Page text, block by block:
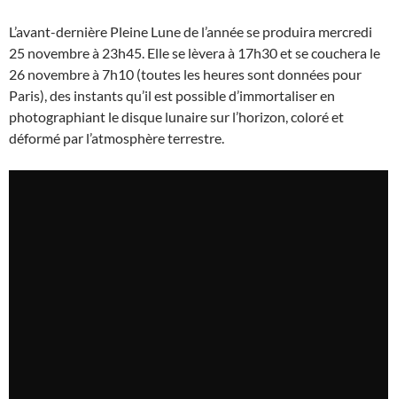
L’avant-dernière Pleine Lune de l’année se produira mercredi
25 novembre à 23h45. Elle se lèvera à 17h30 et se couchera le
26 novembre à 7h10 (toutes les heures sont données pour
Paris), des instants qu’il est possible d’immortaliser en
photographiant le disque lunaire sur l’horizon, coloré et
déformé par l’atmosphère terrestre.